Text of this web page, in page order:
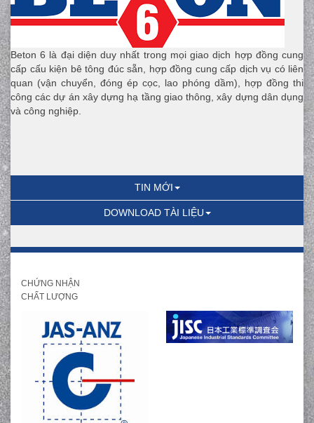
Beton 6 là đại diện duy nhất trong mọi giao dịch hợp đồng cung
cấp cấu kiện bê tông đúc sẵn, hợp đồng cung cấp dịch vụ có liên
quan (vận chuyển, đóng ép cọc, lao phóng dầm), hợp đồng thi
công các dự án xây dựng hạ tầng giao thông, xây dựng dân dụng
và công nghiệp.
TIN MỚI
DOWNLOAD TÀI LIỆU
CHỨNG NHẬN
CHẤT LƯỢNG